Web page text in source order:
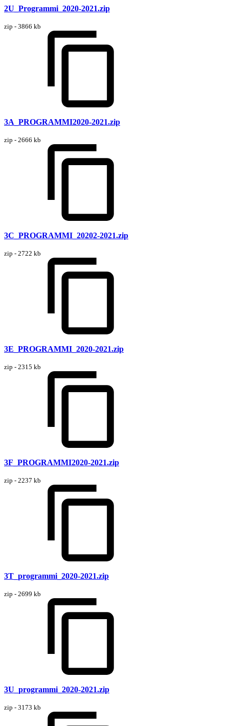
2U_Programmi_2020-2021.zip
zip - 3866 kb
3A_PROGRAMMI2020-2021.zip
zip - 2666 kb
3C_PROGRAMMI_20202-2021.zip
zip - 2722 kb
3E_PROGRAMMI_2020-2021.zip
zip - 2315 kb
3F_PROGRAMMI2020-2021.zip
zip - 2237 kb
3T_programmi_2020-2021.zip
zip - 2699 kb
3U_programmi_2020-2021.zip
zip - 3173 kb